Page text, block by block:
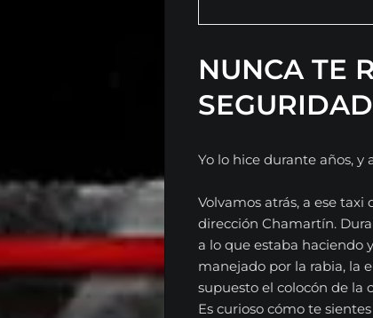
NUNCA TE
Yo lo hice durante años, y
Volvamos atrás, a ese taxi
dirección Chamartín.
a lo que estaba haciendo
manejado por la rabia, la
supuesto el colocón de la
Es curioso cómo te